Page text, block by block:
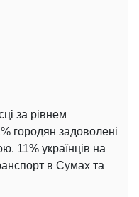
за рівнем
городян задоволені
11% українців на
в Сумах та